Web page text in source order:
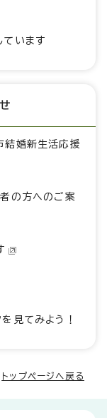
います
結婚新生活応援
の方へのご案
見てみよう！
トップページへ戻る